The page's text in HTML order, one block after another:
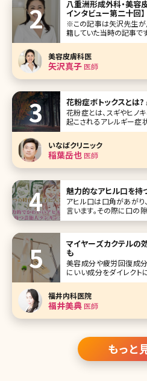
ね。 第1位綾
八重洲形成外科・美容
インタビュー第二十回】
※この記事は矢沢先生が
籍していた当時の記事です
早いもので今回で20回
歩すぐの場所にある八重
れている矢沢真子先生で
ら美容皮膚科を中心とする
美容皮膚科医
矢沢真子医師
花粉症ボトックスとは
花粉症とは、スギやヒノ
起こされるアレルギー症状
鼻水などの症状が起こ
まざまな治療法を
いなばクリニック
稲葉岳也医師
魅力的なアヒル口を持
アヒル口は口角があがり
言います。その際に口の
っとも良いとされます。
いでしょうか。そして
も……。 本来の口の形な
マイヤーズカクテルの
も
美容成分や疲労回復成
にいい成分をダイレクト
点滴やにんにく点滴など
ンやミネラルを点滴する
ある治療方法です。日本で
福井内科医院
福井美典医師
もっと